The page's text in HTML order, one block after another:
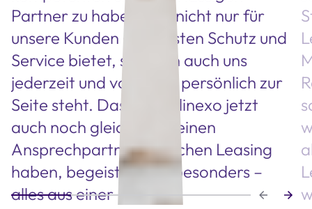
Partner zu haben, der nicht nur für
unsere Kunden den besten Schutz und
Service bietet, sondern auch uns
jederzeit und vor allem persönlich zur
Seite steht. Dass wir in linexo jetzt
auch noch gleichzeitig einen
Ansprechpartner in Sachen Leasing
haben, begeistert uns besonders –
alles aus einer Hand!“
Step 1 of 4